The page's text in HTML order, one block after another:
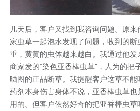
几天后，客户又找到我咨询问题。原
家虫草一起泡水发现了问题，收到的
重，黄黄的虫体越来越白。我通过他
商家发的“染色亚香棒虫草”，人为的把
晒图的正品断草。我提醒客户这草不能
药剂本身伤害身体不说，亚香棒虫草也
用的。但客户依然好奇的把亚香棒虫草